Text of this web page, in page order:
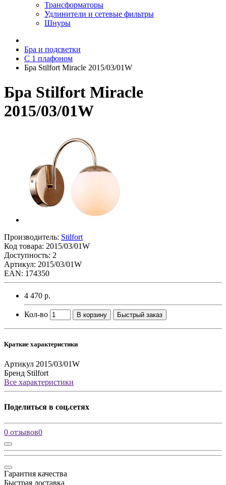
Трансформаторы
Удлинители и сетевые фильтры
Шнуры
Бра и подсветки
С 1 плафоном
Бра Stilfort Miracle 2015/03/01W
Бра Stilfort Miracle
2015/03/01W
Производитель: Stilfort
Код товара: 2015/03/01W
Доступность: 2
Артикул: 2015/03/01W
EAN: 174350
4 470 р.
Кол-во В корзину Быстрый заказ
Краткие характеристики
Артикул 2015/03/01W
Бренд Stilfort
Все характеристики
Поделиться в соц.сетях
0 отзывов0
Гарантия качества
Быстрая доставка